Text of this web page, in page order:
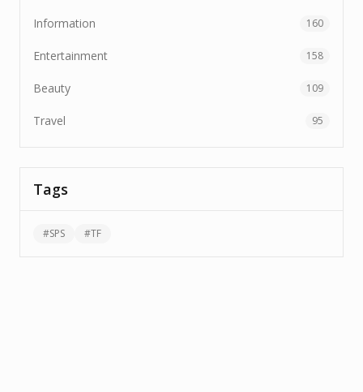
Information 160
Entertainment 158
Beauty 109
Travel 95
Tags
#SPS #TF